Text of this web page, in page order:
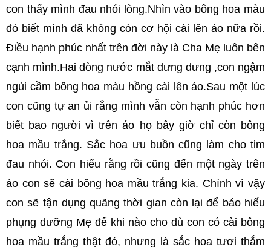
con thấy mình đau nhói lòng.Nhìn vào bông hoa màu
đỏ biết mình đã không còn cơ hội cài lên áo nữa rồi.
Điều hạnh phúc nhất trên đời này là Cha Mẹ luôn bên
cạnh mình.Hai dòng nước mắt dưng dưng ,con ngậm
ngùi cầm bông hoa màu hồng cài lên áo.Sau một lúc
con cũng tự an ủi rằng mình vẫn còn hạnh phúc hơn
biết bao người vì trên áo họ bây giờ chỉ còn bông
hoa mầu trắng. Sắc hoa ưu buồn cũng làm cho tim
đau nhói. Con hiểu rằng rồi cũng đến một ngày trên
áo con sẽ cài bông hoa mầu trắng kia. Chính vì vậy
con sẽ tận dụng quãng thời gian còn lại để báo hiếu
phụng dưỡng Mẹ để khi nào cho dù con có cài bông
hoa mầu trắng thật đó, nhưng là sắc hoa tươi thắm